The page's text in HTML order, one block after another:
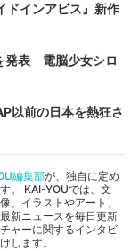
インアビス』新作
発表 電脳少女シロ
以前の日本を熱狂さ
編集部が、独自に定め
。 KAI-YOUでは、文
、イラストやアート、
新ニュースを毎日更新
ャーに関するインタビ
します。